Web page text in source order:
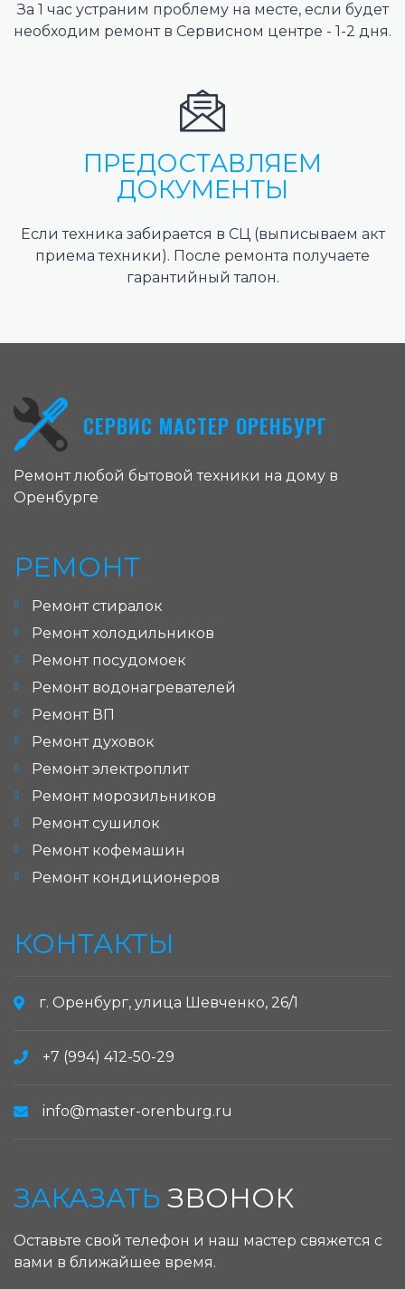
За 1 час устраним проблему на месте, если будет
необходим ремонт в Сервисном центре - 1-2 дня.
ПРЕДОСТАВЛЯЕМ
ДОКУМЕНТЫ
Если техника забирается в СЦ (выписываем акт
приема техники). После ремонта получаете
гарантийный талон.
СЕРВИС МАСТЕР ОРЕНБУРГ
Ремонт любой бытовой техники на дому в
Оренбурге
РЕМОНТ
Ремонт стиралок
Ремонт холодильников
Ремонт посудомоек
Ремонт водонагревателей
Ремонт ВП
Ремонт духовок
Ремонт электроплит
Ремонт морозильников
Ремонт сушилок
Ремонт кофемашин
Ремонт кондиционеров
КОНТАКТЫ
г. Оренбург, улица Шевченко, 26/1
+7 (994) 412-50-29
info@master-orenburg.ru
ЗАКАЗАТЬ ЗВОНОК
Оставьте свой телефон и наш мастер свяжется с
вами в ближайшее время.